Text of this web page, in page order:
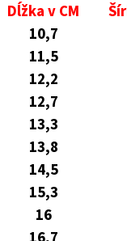
Dĺžka v CM
10,7
11,5
12,2
12,7
13,3
13,8
14,5
15,3
16